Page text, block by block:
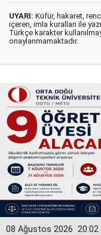
UYARI: Küfür, hakaret,
içeren, imla kuralları ile
Türkçe karakter
onaylanmamaktadır.
20:02
08 Ağustos 2026